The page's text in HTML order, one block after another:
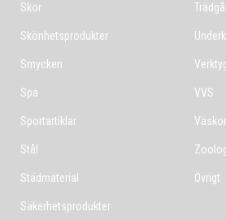
Skor
Skönhetsprodukter
Smycken
Spa
Sportartiklar
Stål
Städmaterial
Säkerhetsprodukter
VVS
Övrigt